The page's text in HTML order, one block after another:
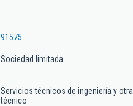
91575...
Sociedad limitada
Servicios técnicos de ingeniería y
técnico